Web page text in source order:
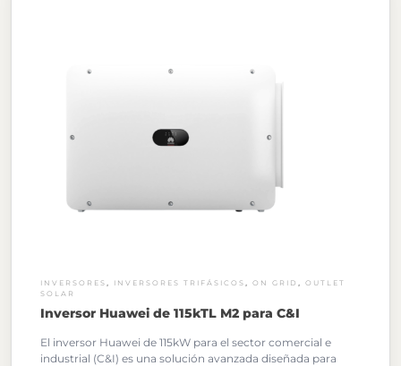
INVERSORES INVERSORES TRIFÁSICOS ON GRID
OUTLET
SOLAR
Inversor Huawei de 115kTL M2 para C&I
El inversor Huawei de 115kW para el sector comercial e
industrial (C&I) es una solución avanzada diseñada para